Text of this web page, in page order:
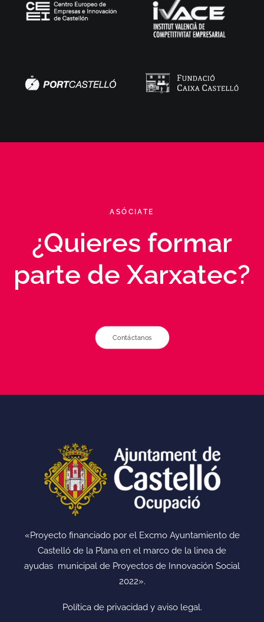
ASÓCIATE
¿Quieres formar
parte de Xarxatec?
Contáctanos
«Proyecto financiado por el Excmo Ayuntamiento de
Castelló de la Plana en el marco de la linea de
ayudas municipal de Proyectos de Innovación Social
2022».
Política de privacidad y aviso legal.